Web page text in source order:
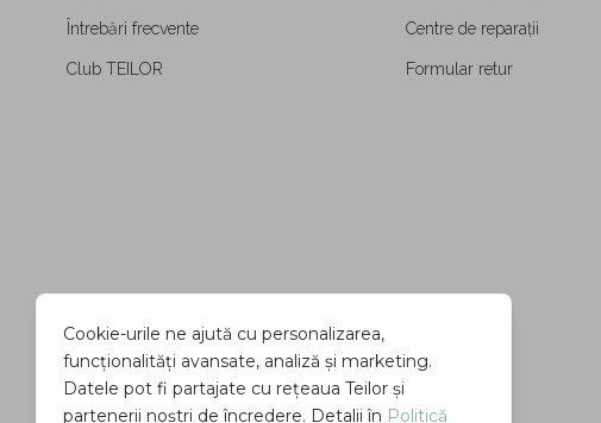
Întrebări frecvente
Club TEILOR
Centre de reparații
Formular retur